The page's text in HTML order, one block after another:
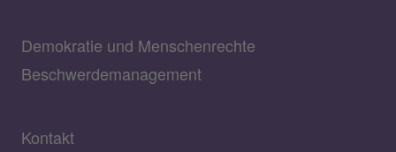
Demokratie und Menschenrechte
Beschwerdemanagement
Kontakt